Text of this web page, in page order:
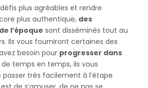
plus agréables et rendre
plus authentique, des
l’époque sont disséminés tout au
Ils vous fourniront certaines des
besoin pour progresser dans
de temps en temps, ils vous
très facilement à l’étape